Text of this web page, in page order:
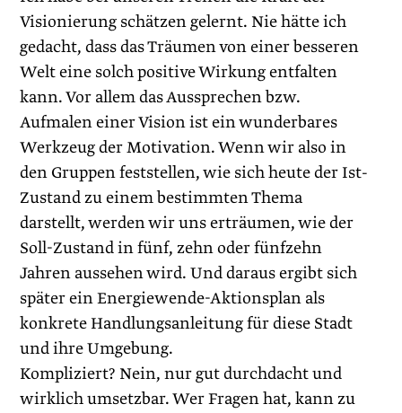
Visionierung schätzen gelernt. Nie hätte ich
gedacht, dass das Träumen von einer besseren
Welt eine solch positive Wirkung entfalten
kann. Vor allem das Aussprechen bzw.
Aufmalen einer Vision ist ein wunderbares
Werkzeug der Motivation. Wenn wir also in
den Gruppen feststellen, wie sich heute der Ist-
Zustand zu einem bestimmten Thema
darstellt, werden wir uns erträumen, wie der
Soll-Zustand in fünf, zehn oder fünfzehn
Jahren aussehen wird. Und daraus ergibt sich
später ein Energiewende-Aktions­plan als
konkrete Handlungsanleitung für diese Stadt
und ihre Umgebung.
Kompliziert? Nein, nur gut durchdacht und
wirklich umsetzbar. Wer Fragen hat, kann zu